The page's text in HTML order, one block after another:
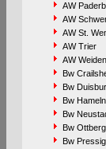
AW
AW
AW St.
AW Trier
AW Weiden
Bw
Bw
Bw Hameln
Bw
Bw
Bw